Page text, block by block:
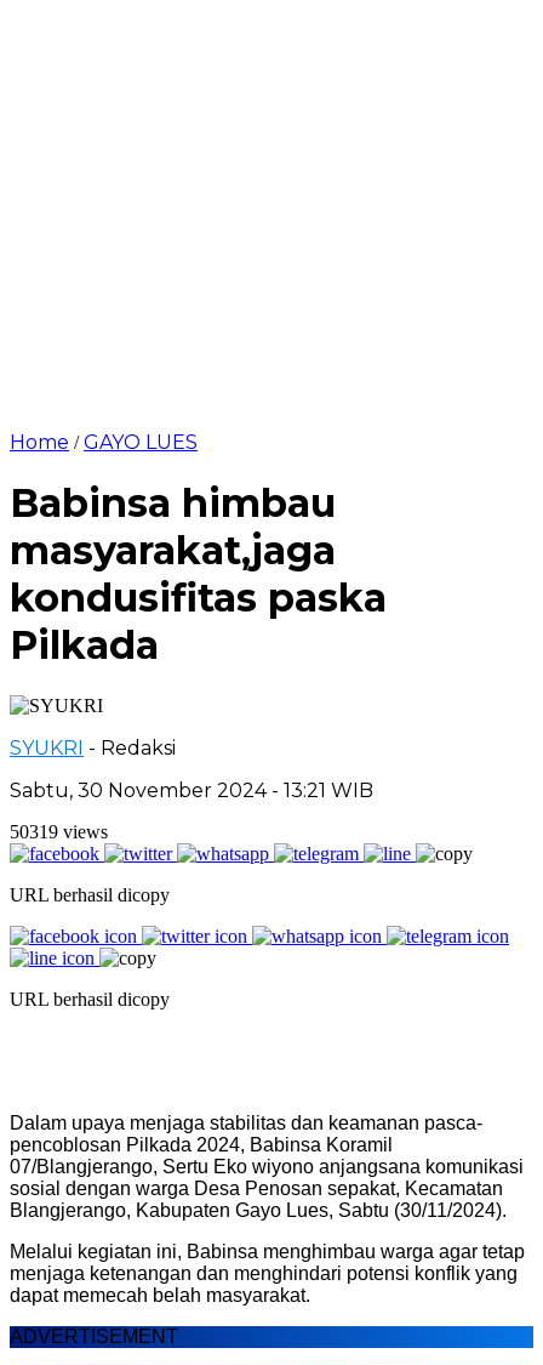
Home /GAYO LUES
Babinsa himbau
masyarakat,jaga
kondusifitas paska
Pilkada
SYUKRI - Redaksi
Sabtu, 30 November 2024 - 13:21 WIB
50319 views
URL berhasil dicopy
URL berhasil dicopy
Dalam upaya menjaga stabilitas dan keamanan pasca-
pencoblosan Pilkada 2024, Babinsa Koramil
07/Blangjerango, Sertu Eko wiyono anjangsana komunikasi
sosial dengan warga Desa Penosan sepakat, Kecamatan
Blangjerango, Kabupaten Gayo Lues, Sabtu (30/11/2024).
Melalui kegiatan ini, Babinsa menghimbau warga agar tetap
menjaga ketenangan dan menghindari potensi konflik yang
dapat memecah belah masyarakat.
ADVERTISEMENT